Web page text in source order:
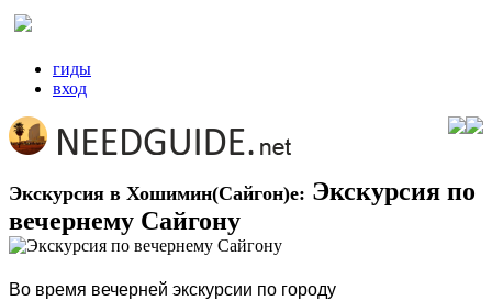
гиды
вход
Экскурсия в Хошимин(Сайгон)е: Экскурсия по
вечернему Сайгону
Во время вечерней экскурсии по городу